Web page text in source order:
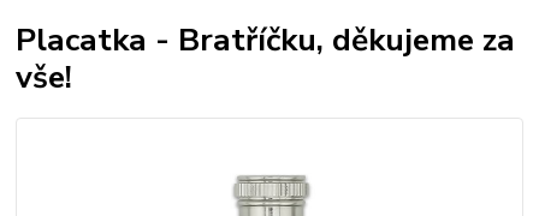
Placatka - Bratříčku, děkujeme za
vše!